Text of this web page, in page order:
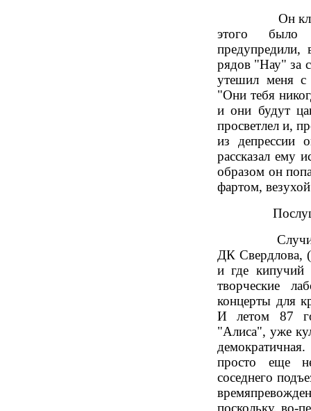
Он кликал
этого было
предупредили,
рядов "Нау" за
утешил меня с
"Они тебя
и они будут
просветлел и,
из депрессии
рассказал ему
образом он
фартом,
Случилось
ДК Свердлова,
и где кипучий
творческие
концерты для
И летом 87
"Алиса", уже
просто еще
соседнего
поскольку, во-